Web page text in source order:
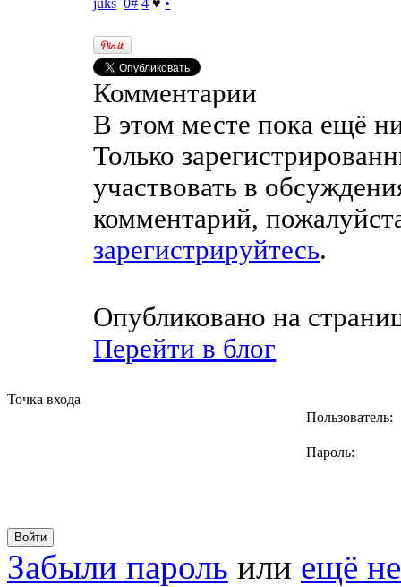
juks 0# 4 ♥ •
Комментарии
В этом месте пока ещё
Только
участвовать в
комментарий,
зарегистрируйтесь.
Опубликовано на
Перейти в блог
Точка входа
Пользователь:
Пароль:
Забыли пароль или ещё